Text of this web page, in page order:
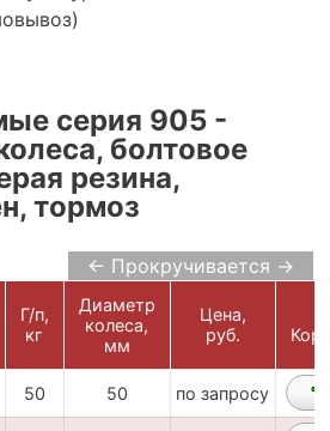
серия 905 -
болтовое
резина,
тормоз
← Прокручивается →
Г/п,
кг
Диаметр
колеса,
мм
Цена,
руб.
50 50 по запросу